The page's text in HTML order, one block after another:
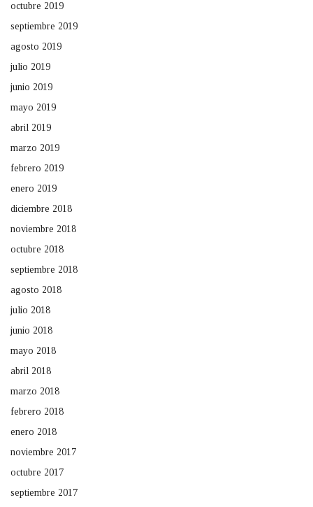
octubre 2019
septiembre 2019
agosto 2019
julio 2019
junio 2019
mayo 2019
abril 2019
marzo 2019
febrero 2019
enero 2019
diciembre 2018
noviembre 2018
octubre 2018
septiembre 2018
agosto 2018
julio 2018
junio 2018
mayo 2018
abril 2018
marzo 2018
febrero 2018
enero 2018
noviembre 2017
octubre 2017
septiembre 2017